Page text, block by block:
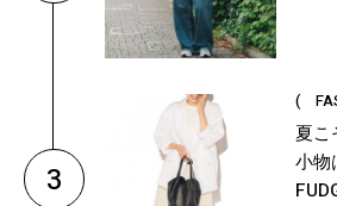
3
(
夏こ
小物